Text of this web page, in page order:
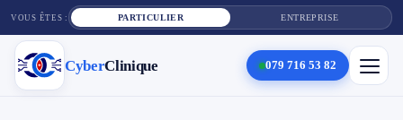
VOUS ÊTES : PARTICULIER ENTREPRISE
CyberClinique 079 716 53 82